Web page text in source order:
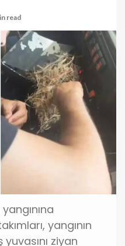
read
yangının
ziyan